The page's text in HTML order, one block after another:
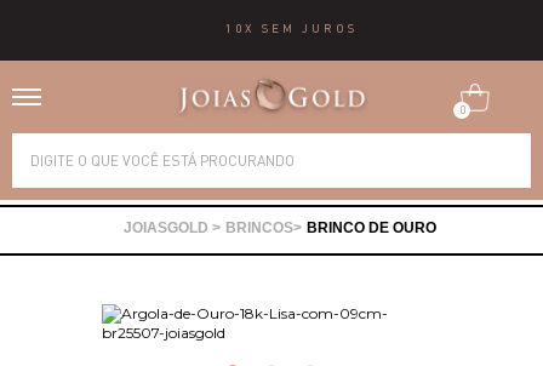
10X SEM JUROS
0
BRINCOS BRINCO DE OURO
Alianças
Brincos